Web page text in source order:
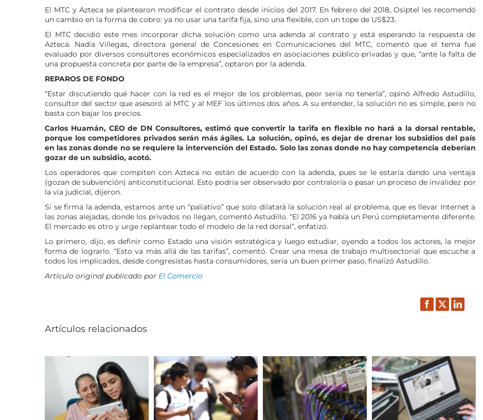
El MTC y Azteca se plantearon modificar el contrato desde inicios del 2017. En febrero del 2018, Osiptel les recomendó
un cambio en la forma de cobro: ya no usar una tarifa fija, sino una flexible, con un tope de US$23.
El MTC decidió este mes incorporar dicha solución como una adenda al contrato y está esperando la respuesta de
Azteca. Nadia Villegas, directora general de Concesiones en Comunicaciones del MTC, comentó que el tema fue
evaluado por diversos consultores económicos especializados en asociaciones público-privadas y que, “ante la falta de
una propuesta concreta por parte de la empresa”, optaron por la adenda.
REPAROS DE FONDO
“Estar discutiendo qué hacer con la red es el mejor de los problemas, peor sería no tenerla”, opinó Alfredo Astudillo,
consultor del sector que asesoró al MTC y al MEF los últimos dos años. A su entender, la solución no es simple, pero no
basta con bajar los precios.
Carlos Huamán, CEO de DN Consultores, estimó que convertir la tarifa en flexible no hará a la dorsal rentable,
porque los competidores privados serán más ágiles. La solución, opinó, es dejar de drenar los subsidios del país
en las zonas donde no se requiere la intervención del Estado. Solo las zonas donde no hay competencia deberían
gozar de un subsidio, acotó.
Los operadores que compiten con Azteca no están de acuerdo con la adenda, pues se le estaría dando una ventaja
(gozan de subvención) anticonstitucional. Esto podría ser observado por contraloría o pasar un proceso de invalidez por
la vía judicial, dijeron.
Si se firma la adenda, estamos ante un “paliativo” que solo dilatará la solución real al problema, que es llevar Internet a
las zonas alejadas, donde los privados no llegan, comentó Astudillo. “El 2016 ya había un Perú completamente diferente.
El mercado es otro y urge replantear todo el modelo de la red dorsal”, enfatizó.
Lo primero, dijo, es definir como Estado una visión estratégica y luego estudiar, oyendo a todos los actores, la mejor
forma de lograrlo. “Esto va más allá de las tarifas”, comentó. Crear una mesa de trabajo multisectorial que escuche a
todos los implicados, desde congresistas hasta consumidores, sería un buen primer paso, finalizó Astudillo.
Artículo original publicado por El Comercio
Facebook
TwitterLinkedIn
Artículos relacionados